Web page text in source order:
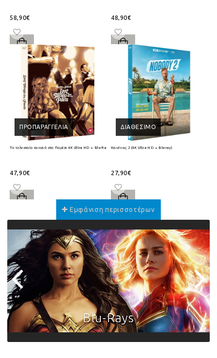
58,90€ 48,90€
ΠΡΟΠΑΡΑΓΓΕΛΊΑ
Το τελευταίο τανγκό στο Παρίσι 4K Ultra HD + Blu-Ray
47,90€
ΔΙΑΘΈΣΙΜΟ
Κανένας 2 (4K Ultra HD + Blu-ray)
27,90€